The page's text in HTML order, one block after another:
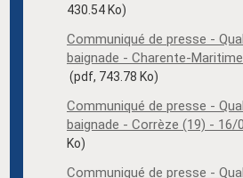
430.54 Ko)
Communiqué de presse -
baignade - Charente-
(pdf, 743.78 Ko)
Communiqué de presse -
baignade - Corrèze (19) - 16/
Ko)
Communiqué de presse -